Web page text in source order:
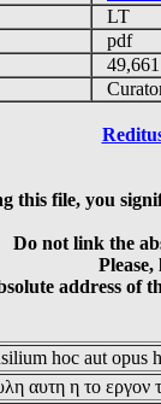
LT
pdf
this file, you
Do not link the
address of
hoc aut opus
αυτη η το εργον